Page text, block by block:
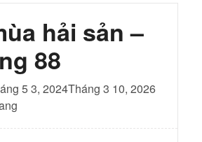
sản
Chương
hải sản –
88
5 3, 2024Tháng 3 10, 2026